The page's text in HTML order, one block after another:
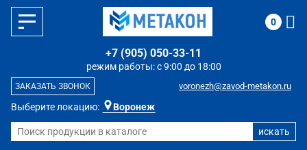
Выберите локацию: Воронеж
режим работы: с 9:00 до 18:00
+7 (905) 050-33-11
voronezh@zavod-metakon.ru
ЗАКАЗАТЬ ЗВОНОК
0